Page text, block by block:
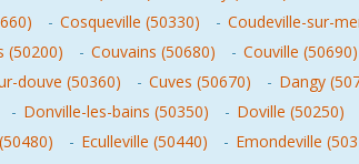
- Cosqueville (50330) - Coudeville-sur-
(50200)
- Couvains (50680) - Couville (50690)
douve (50360)
- Cuves (50670) - Dangy
- Donville-les-bains (50350) - Doville (50250)
- Eculleville (50440) - Emondeville